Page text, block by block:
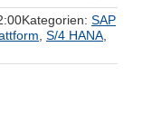
Kategorien: SAP
S/4 HANA